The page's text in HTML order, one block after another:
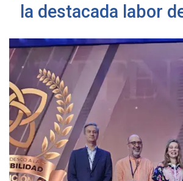
la destacada labor